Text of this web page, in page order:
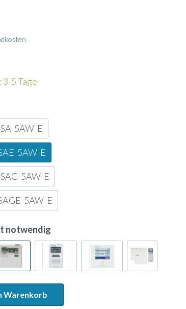
Kanalfeuchtefühler
Widerstandsdampfbefeuchter
5 Tage
5AW-E
5AW-E
5AW-E
5AW-E
notwendig
Warenkorb